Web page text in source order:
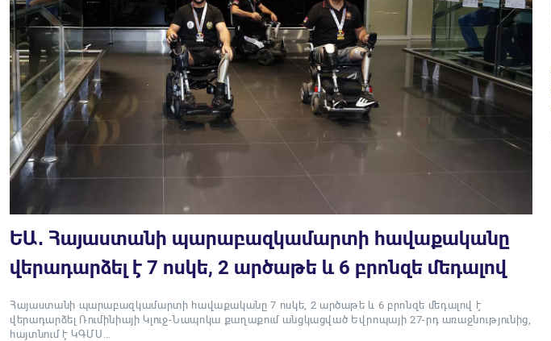
ԵԱ․ Հայաստանի պարաբազկամարտի հավաքականը
վերադարձել է 7 ոսկե, 2 արծաթե և 6 բրոնզե մեդալով
Հայաստանի պարաբազկամարտի հավաքականը 7 ոսկե, 2 արծաթե և 6 բրոնզե մեդալով է
վերադարձել Ռումինիայի Կլուջ-Նապոկա քաղաքում անցկացված Եվրոպայի 27-րդ առաջնությունից,
հայտնում է ԿԳՄՍ…